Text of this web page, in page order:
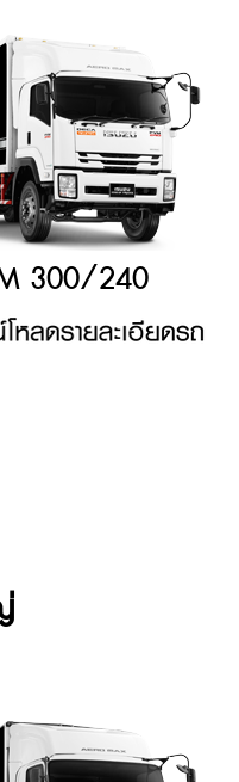
300/240